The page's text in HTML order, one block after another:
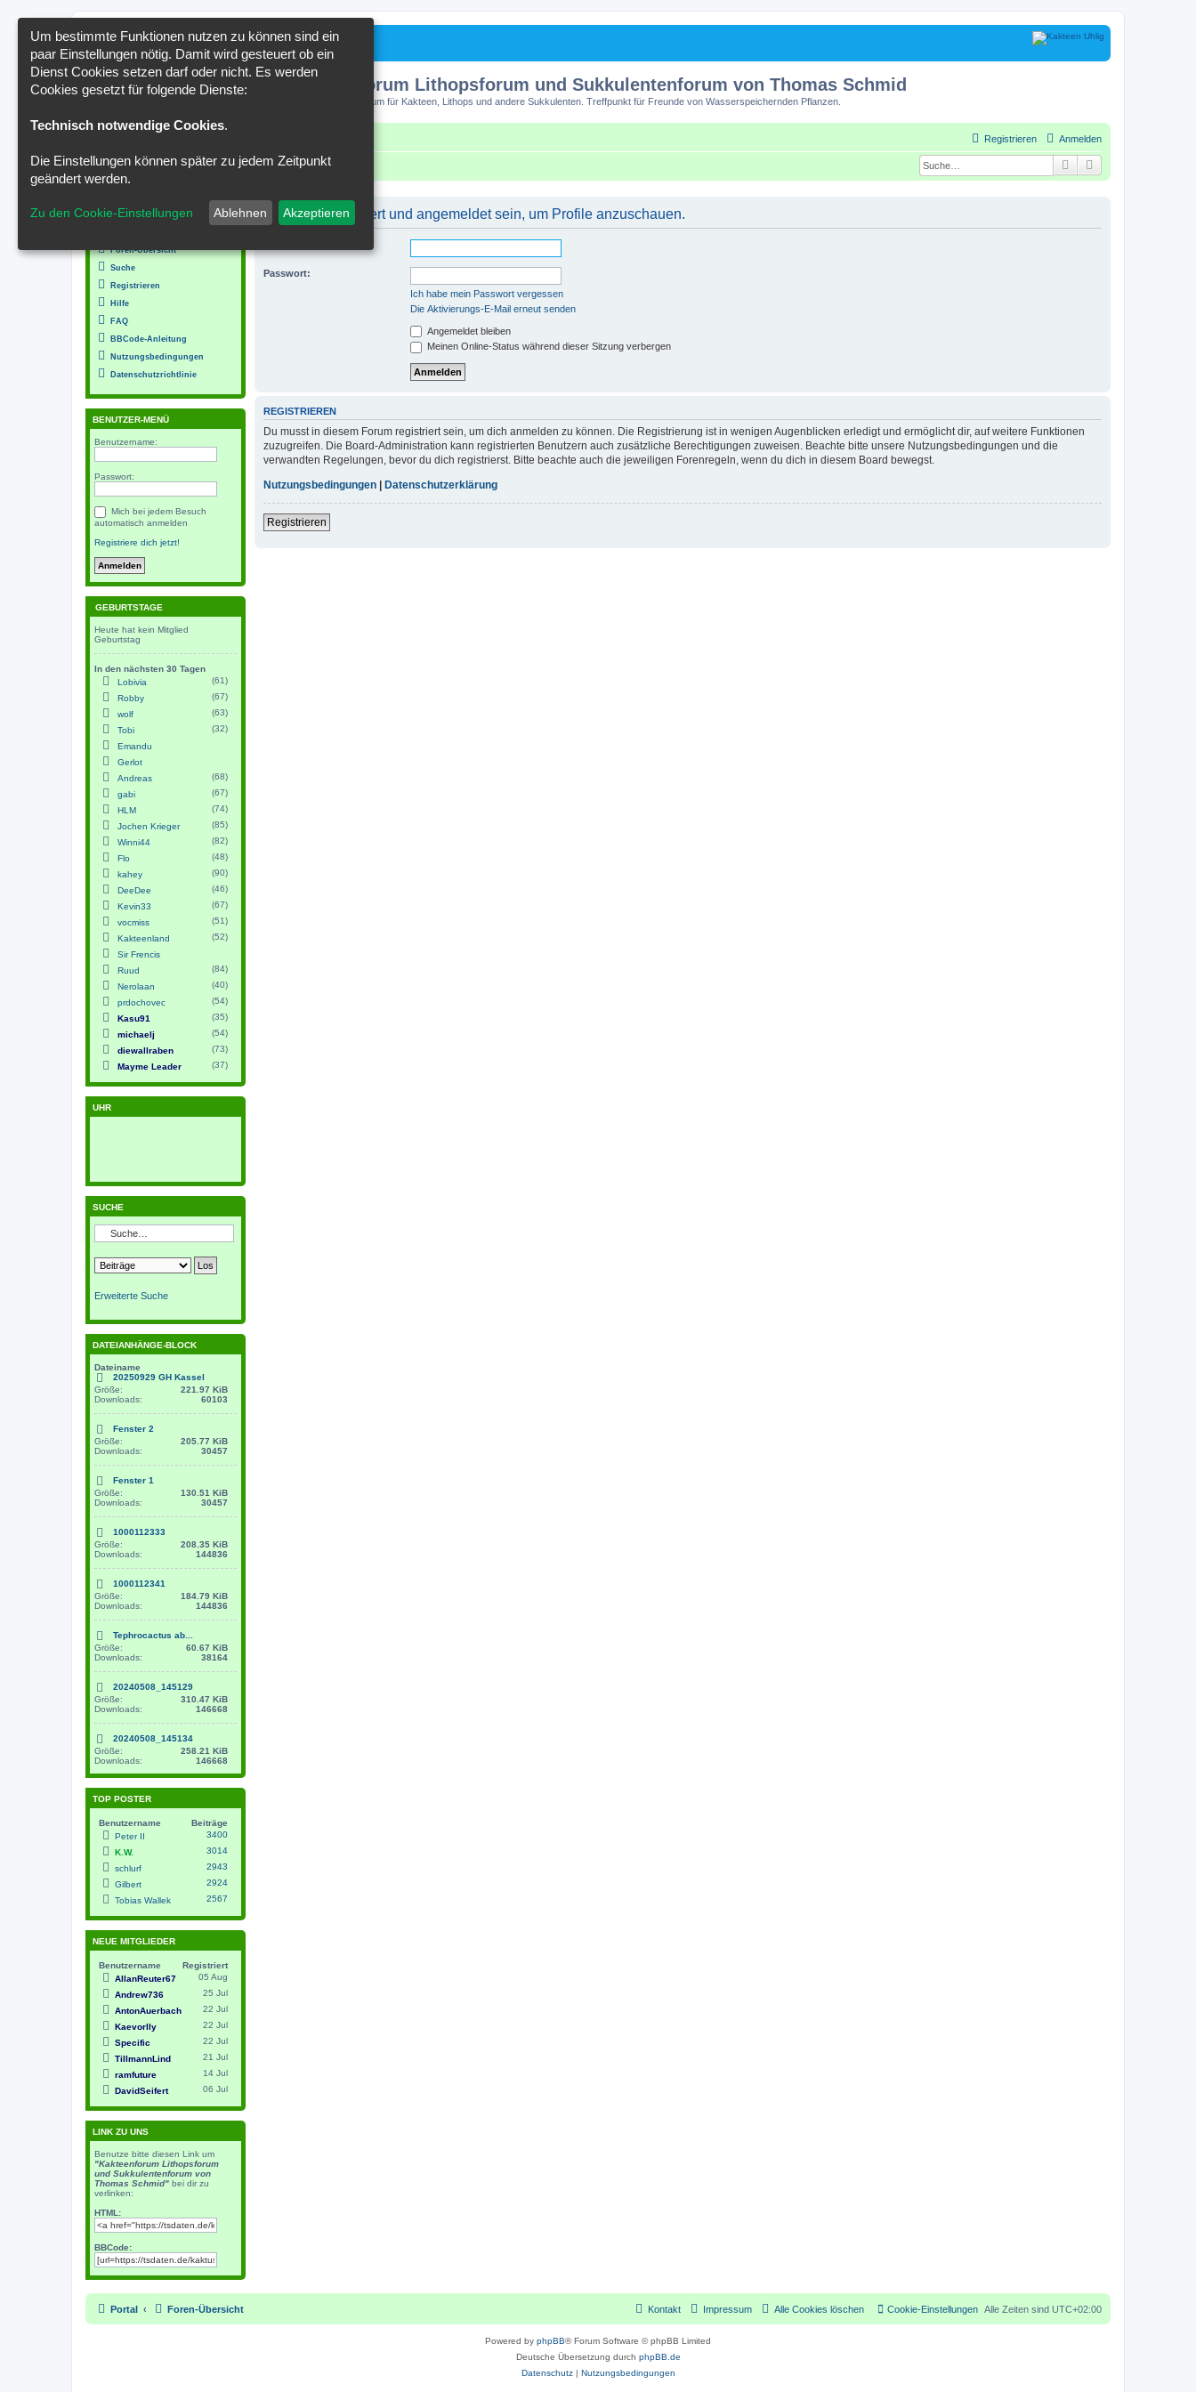
Kakteenforum Lithopsforum und Sukkulentenforum von Thomas Schmid
Forum für Kakteen, Lithops und andere Sukkulenten. Treffpunkt für Freunde von Wasserspeichernden Pflanzen.
Anmelden
Registrieren
Portal Foren-Übersicht Suche
Du musst registriert und angemeldet sein, um Profile anzuschauen.
Passwort:
Ich habe mein Passwort vergessen
Die Aktivierungs-E-Mail erneut senden
Angemeldet bleiben
Meinen Online-Status während dieser Sitzung verbergen
REGISTRIEREN
Du musst in diesem Forum registriert sein, um dich anmelden zu können. Die Registrierung ist in wenigen Augenblicken erledigt und ermöglicht dir, auf weitere Funktionen
zuzugreifen. Die Board-Administration kann registrierten Benutzern auch zusätzliche Berechtigungen zuweisen. Beachte bitte unsere Nutzungsbedingungen und die
verwandten Regelungen, bevor du dich registrierst. Bitte beachte auch die jeweiligen Forenregeln, wenn du dich in diesem Board bewegst.
Nutzungsbedingungen
Datenschutzerklärung
Registrieren
Foren-Übersicht
Suche
Registrieren
Hilfe
FAQ
BBCode-Anleitung
Nutzungsbedingungen
Datenschutzrichtlinie
BENUTZER-MENÜ
Benutzername:
Passwort:
Mich bei jedem Besuch
automatisch anmelden
Registriere dich jetzt!
GEBURTSTAGE
Heute hat kein Mitglied
Geburtstag
In den nächsten 30 Tagen
Lobivia
(61)
Robby
(67)
wolf
(63)
Tobi
(32)
Emandu
Gerlot
Andreas
(68)
gabi
(67)
HLM
(74)
Jochen Krieger
(85)
Winni44
(82)
Flo
(48)
kahey
(90)
DeeDee
(46)
Kevin33
(67)
vocmiss
(51)
Kakteenland
(52)
Sir Frencis
Ruud
(84)
Nerolaan
(40)
prdochovec
(54)
Kasu91
(35)
michaelj
(54)
diewallraben
(73)
Mayme Leader
(37)
UHR
SUCHE
Erweiterte Suche
DATEIANHÄNGE-BLOCK
Dateiname
20250929 GH Kassel
Größe:
221.97 KiB
Downloads:
60103
Fenster 2
Größe:
205.77 KiB
Downloads:
30457
Fenster 1
Größe:
130.51 KiB
Downloads:
30457
1000112333
Größe:
208.35 KiB
Downloads:
144836
1000112341
Größe:
184.79 KiB
Downloads:
144836
Tephrocactus ab...
Größe:
60.67 KiB
Downloads:
38164
20240508_145129
Größe:
310.47 KiB
Downloads:
146668
20240508_145134
Größe:
258.21 KiB
Downloads:
146668
TOP POSTER
Benutzername
Beiträge
Peter II
3400
K.W.
3014
schlurf
2943
Gilbert
2924
Tobias Wallek
2567
NEUE MITGLIEDER
Benutzername
Registriert
AllanReuter67
05 Aug
Andrew736
25 Jul
AntonAuerbach
22 Jul
Kaevorlly
22 Jul
Specific
22 Jul
TillmannLind
21 Jul
ramfuture
14 Jul
DavidSeifert
06 Jul
LINK ZU UNS
Benutze bitte diesen Link um
"Kakteenforum Lithopsforum
und Sukkulentenforum von
Thomas Schmid" bei dir zu
verlinken:
HTML:
BBCode:
Portal Foren-Übersicht Alle Zeiten sind UTC+02:00
Cookie-Einstellungen
Alle Cookies löschen
Impressum
Kontakt
Powered by phpBB® Forum Software © phpBB Limited
Deutsche Übersetzung durch phpBB.de
Datenschutz| Nutzungsbedingungen
Um bestimmte Funktionen nutzen zu können sind ein
paar Einstellungen nötig. Damit wird gesteuert ob ein
Dienst Cookies setzen darf oder nicht. Es werden
Cookies gesetzt für folgende Dienste:
Technisch notwendige Cookies.
Die Einstellungen können später zu jedem Zeitpunkt
geändert werden.
Zu den Cookie-Einstellungen Ablehnen Akzeptieren